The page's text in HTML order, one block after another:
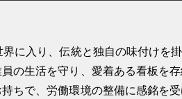
に入り、伝統と独自の味付けを
の生活を守り、愛着ある看板を
ちで、労働環境の整備に感銘を